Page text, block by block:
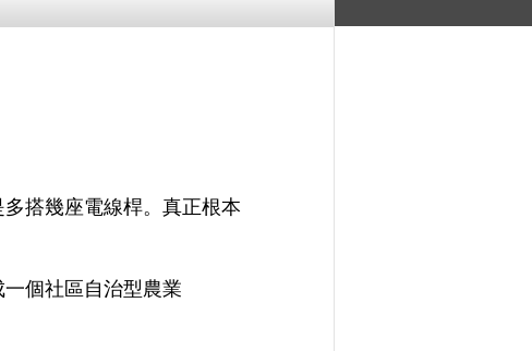
搭幾座電線桿。真正根本
個社區自治型農業